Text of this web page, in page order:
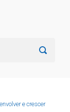
e crescer